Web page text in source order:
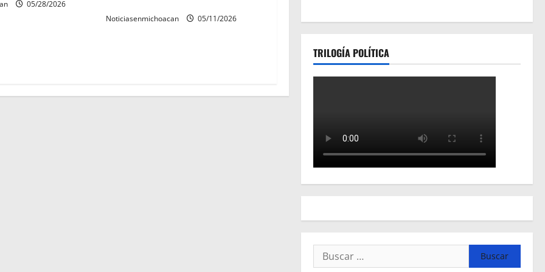
05/28/2026
Noticiasenmichoacan 05/11/2026
TRILOGÍA POLÍTICA
Buscar: